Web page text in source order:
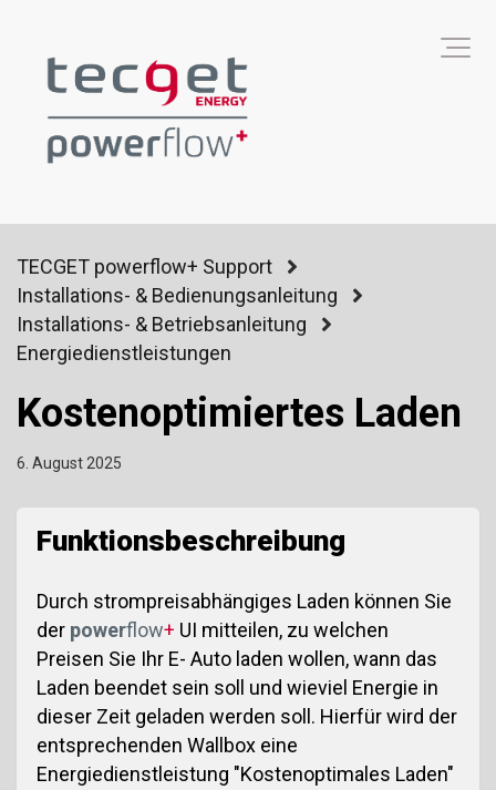
TECGET powerflow+ Support
Installations- & Bedienungsanleitung
Installations- & Betriebsanleitung
Energiedienstleistungen
Kostenoptimiertes Laden
6. August 2025
Funktionsbeschreibung
Durch strompreisabhängiges Laden können Sie
der powerflow+ UI mitteilen, zu welchen
Preisen Sie Ihr E- Auto laden wollen, wann das
Laden beendet sein soll und wieviel Energie in
dieser Zeit geladen werden soll. Hierfür wird der
entsprechenden Wallbox eine
Energiedienstleistung "Kostenoptimales Laden"